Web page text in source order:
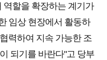
역할을 확장하는 계기가
임상 현장에서 활동하
력하여 지속 가능한 조
되기를 바란다"고 당부